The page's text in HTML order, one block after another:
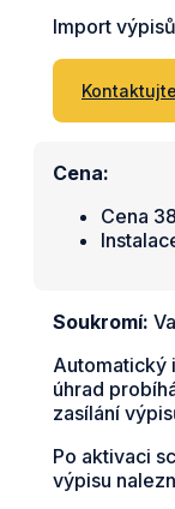
Import
Cena:
Cena
Soukromí:
Automatický
úhrad
zasílání
Po aktivaci
výpisu